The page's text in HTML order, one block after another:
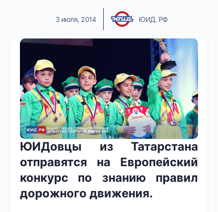
3 июля, 2014 ЮИД. РФ
ЮИДовцы из Татарстана
отправятся на Европейский
конкурс по знанию правил
дорожного движения.